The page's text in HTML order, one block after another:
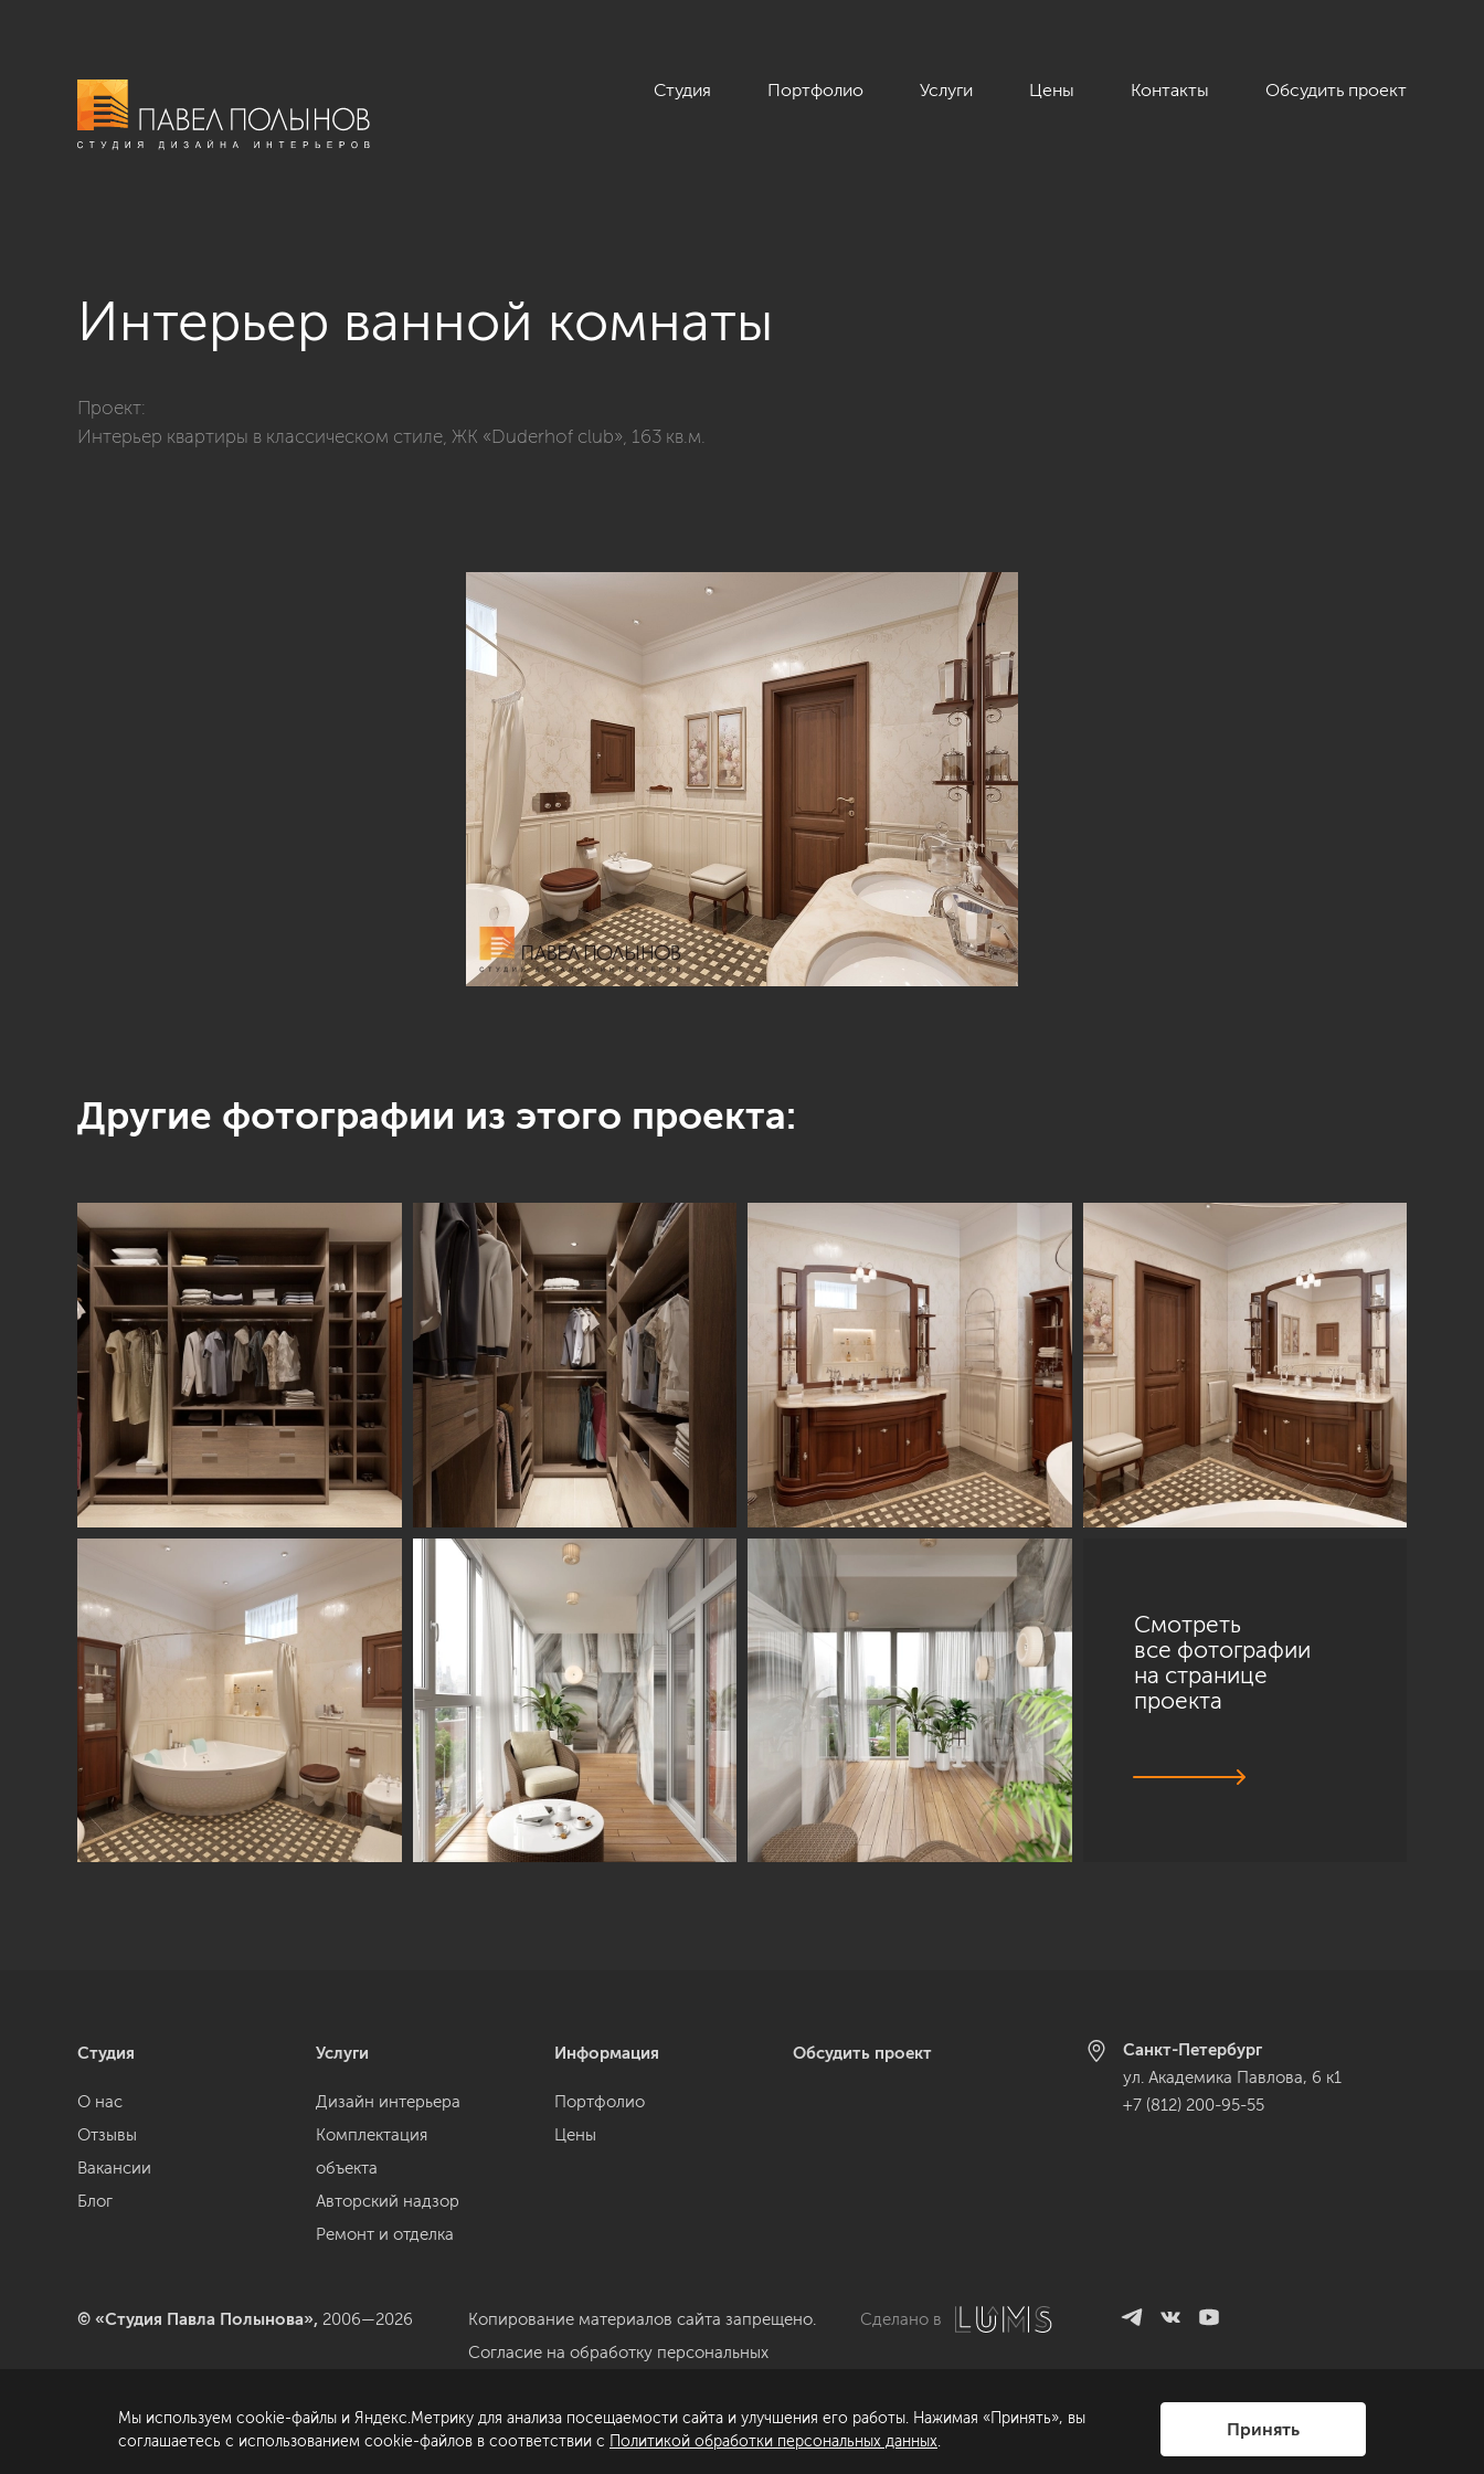
Студия Портфолио Услуги Цены Контакты Обсудить проект
Интерьер ванной комнаты
Проект:
Интерьер квартиры в классическом стиле, ЖК «Duderhof club», 163 кв.м.
Другие фотографии из этого проекта:
Смотреть
все фотографии
на странице
проекта
Студия
О нас
Отзывы
Вакансии
Блог
Услуги
Дизайн интерьера
Комплектация
объекта
Авторский надзор
Ремонт и отделка
Информация
Портфолио
Цены
Обсудить проект
Санкт-Петербург
ул. Академика Павлова, 6 к1
+7 (812) 200-95-55
© «Студия Павла Полынова», 2006—2026
Копирование материалов сайта запрещено.
Согласие на обработку персональных
Политика обработки персональных данных
Сделано в
Мы используем cookie-файлы и Яндекс.Метрику для анализа посещаемости сайта и улучшения его работы. Нажимая «Принять», вы
соглашаетесь с использованием cookie-файлов в соответствии с Политикой обработки персональных данных.
Принять